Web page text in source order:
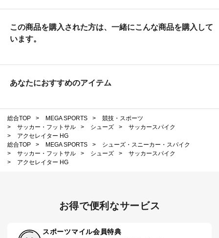
この商品を購入された方は、一緒にこんな商品を購入して
います。
あなたにおすすめのアイテム
総合TOP > MEGA SPORTS >
競技・スポーツ
>
サッカー・フットサル > シューズ >
サッカースパイク
>
アクセレイター HG
総合TOP
> MEGA SPORTS >
シューズ・スニーカー・スパイク
>
サッカー・フットサル > シューズ >
サッカースパイク
>
アクセレイター HG
お得で便利なサービス
スポーツマイル会員特典